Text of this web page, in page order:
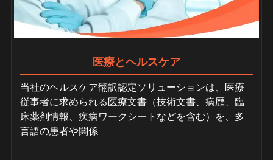
医療とヘルスケア
当社のヘルスケア翻訳認定ソリューションは、医療
従事者に求められる医療文書（技術文書、病歴、臨
床薬剤情報、疾病ワークシートなどを含む）を、多
言語の患者や関係